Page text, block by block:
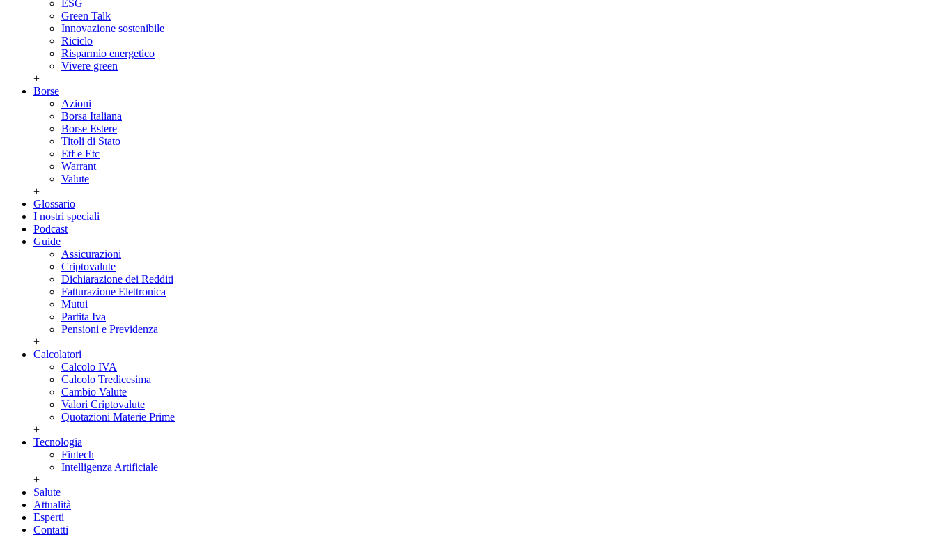
ESG
Green Talk
Innovazione sostenibile
Riciclo
Risparmio energetico
Vivere green
+
Borse
Azioni
Borsa Italiana
Borse Estere
Titoli di Stato
Etf e Etc
Warrant
Valute
+
Glossario
I nostri speciali
Podcast
Guide
Assicurazioni
Criptovalute
Dichiarazione dei Redditi
Fatturazione Elettronica
Mutui
Partita Iva
Pensioni e Previdenza
+
Calcolatori
Calcolo IVA
Calcolo Tredicesima
Cambio Valute
Valori Criptovalute
Quotazioni Materie Prime
+
Tecnologia
Fintech
Intelligenza Artificiale
+
Salute
Attualità
Esperti
Contatti